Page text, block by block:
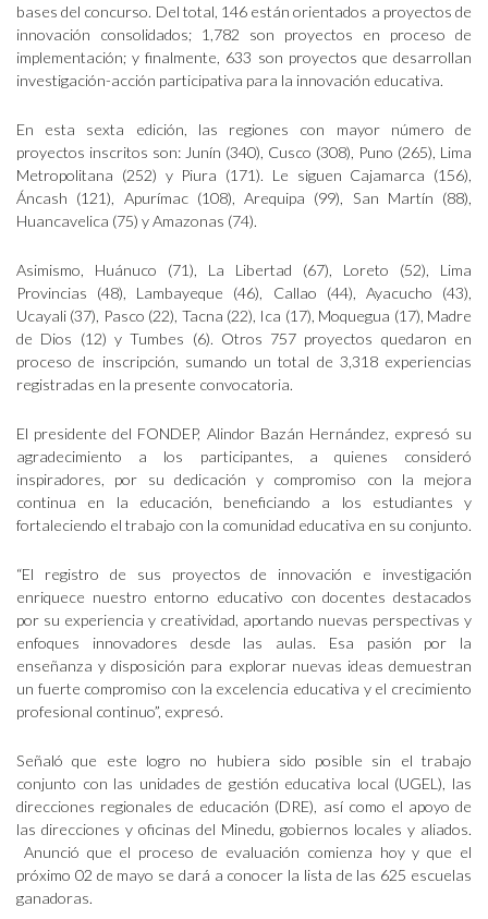
bases del concurso. Del total, 146 están orientados a proyectos de
innovación consolidados; 1,782 son proyectos en proceso de
implementación; y finalmente, 633 son proyectos que desarrollan
investigación-acción participativa para la innovación educativa.
En esta sexta edición, las regiones con mayor número de
proyectos inscritos son: Junín (340), Cusco (308), Puno (265), Lima
Metropolitana (252) y Piura (171). Le siguen Cajamarca (156),
Áncash (121), Apurímac (108), Arequipa (99), San Martín (88),
Huancavelica (75) y Amazonas (74).
Asimismo, Huánuco (71), La Libertad (67), Loreto (52), Lima
Provincias (48), Lambayeque (46), Callao (44), Ayacucho (43),
Ucayali (37), Pasco (22), Tacna (22), Ica (17), Moquegua (17), Madre
de Dios (12) y Tumbes (6). Otros 757 proyectos quedaron en
proceso de inscripción, sumando un total de 3,318 experiencias
registradas en la presente convocatoria.
El presidente del FONDEP, Alindor Bazán Hernández, expresó su
agradecimiento a los participantes, a quienes consideró
inspiradores, por su dedicación y compromiso con la mejora
continua en la educación, beneficiando a los estudiantes y
fortaleciendo el trabajo con la comunidad educativa en su conjunto.
“El registro de sus proyectos de innovación e investigación
enriquece nuestro entorno educativo con docentes destacados
por su experiencia y creatividad, aportando nuevas perspectivas y
enfoques innovadores desde las aulas. Esa pasión por la
enseñanza y disposición para explorar nuevas ideas demuestran
un fuerte compromiso con la excelencia educativa y el crecimiento
profesional continuo”, expresó.
Señaló que este logro no hubiera sido posible sin el trabajo
conjunto con las unidades de gestión educativa local (UGEL), las
direcciones regionales de educación (DRE), así como el apoyo de
las direcciones y oficinas del Minedu, gobiernos locales y aliados.
Anunció que el proceso de evaluación comienza hoy y que el
próximo 02 de mayo se dará a conocer la lista de las 625 escuelas
ganadoras.